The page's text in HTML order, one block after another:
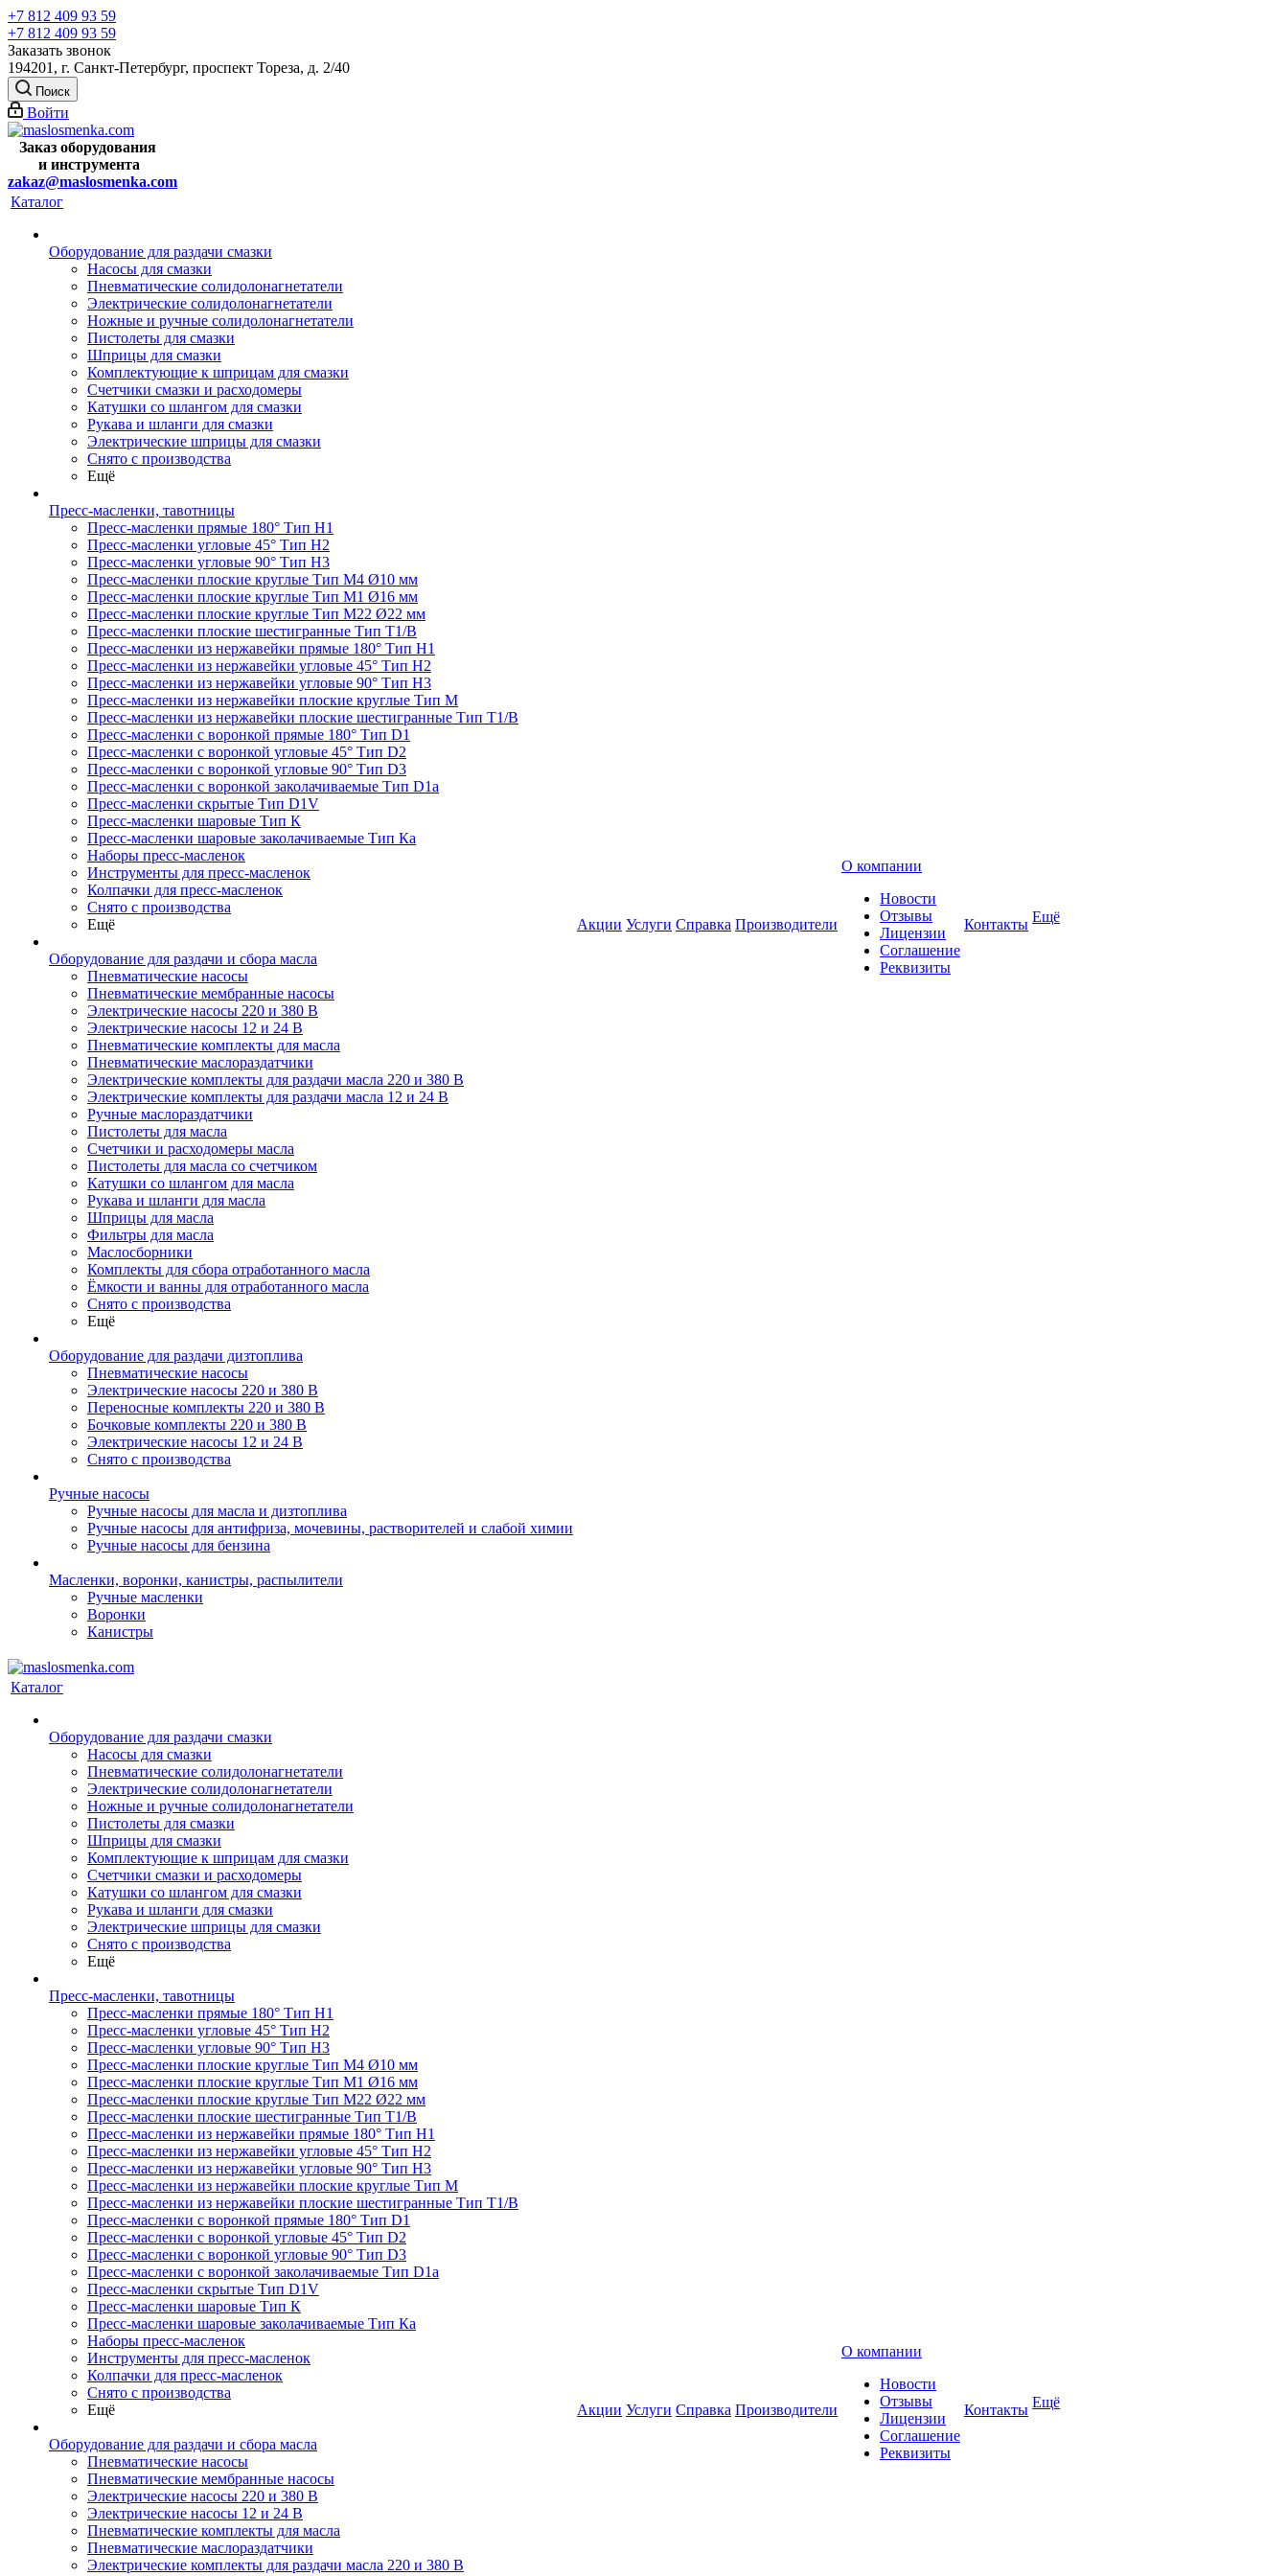
+7 812 409 93 59
+7 812 409 93 59
Заказать звонок
194201, г. Санкт-Петербург, проспект Тореза, д. 2/40
Поиск
Войти
Заказ оборудования
и инструмента
zakaz@maslosmenka.com
Каталог
Оборудование для раздачи смазки
Насосы для смазки
Пневматические солидолонагнетатели
Электрические солидолонагнетатели
Ножные и ручные солидолонагнетатели
Пистолеты для смазки
Шприцы для смазки
Комплектующие к шприцам для смазки
Счетчики смазки и расходомеры
Катушки со шлангом для смазки
Рукава и шланги для смазки
Электрические шприцы для смазки
Снято с производства
Ещё
Пресс-масленки, тавотницы
Пресс-масленки прямые 180° Тип H1
Пресс-масленки угловые 45° Тип H2
Пресс-масленки угловые 90° Тип H3
Пресс-масленки плоские круглые Тип M4 Ø10 мм
Пресс-масленки плоские круглые Тип M1 Ø16 мм
Пресс-масленки плоские круглые Тип M22 Ø22 мм
Пресс-масленки плоские шестигранные Тип T1/B
Пресс-масленки из нержавейки прямые 180° Тип H1
Пресс-масленки из нержавейки угловые 45° Тип H2
Пресс-масленки из нержавейки угловые 90° Тип H3
Пресс-масленки из нержавейки плоские круглые Тип M
Пресс-масленки из нержавейки плоские шестигранные Тип T1/B
Пресс-масленки с воронкой прямые 180° Тип D1
Пресс-масленки с воронкой угловые 45° Тип D2
Пресс-масленки с воронкой угловые 90° Тип D3
Пресс-масленки с воронкой заколачиваемые Тип D1a
Пресс-масленки скрытые Тип D1V
Пресс-масленки шаровые Тип К
Пресс-масленки шаровые заколачиваемые Тип Кa
Наборы пресс-масленок
Инструменты для пресс-масленок
Колпачки для пресс-масленок
Снято с производства
Ещё
Оборудование для раздачи и сбора масла
Пневматические насосы
Пневматические мембранные насосы
Электрические насосы 220 и 380 В
Электрические насосы 12 и 24 В
Пневматические комплекты для масла
Пневматические маслораздатчики
Электрические комплекты для раздачи масла 220 и 380 В
Электрические комплекты для раздачи масла 12 и 24 В
Ручные маслораздатчики
Пистолеты для масла
Счетчики и расходомеры масла
Пистолеты для масла со счетчиком
Катушки со шлангом для масла
Рукава и шланги для масла
Шприцы для масла
Фильтры для масла
Маслосборники
Комплекты для сбора отработанного масла
Ёмкости и ванны для отработанного масла
Снято с производства
Ещё
Оборудование для раздачи дизтоплива
Пневматические насосы
Электрические насосы 220 и 380 В
Переносные комплекты 220 и 380 В
Бочковые комплекты 220 и 380 В
Электрические насосы 12 и 24 В
Снято с производства
Ручные насосы
Ручные насосы для масла и дизтоплива
Ручные насосы для антифриза, мочевины, растворителей и слабой химии
Ручные насосы для бензина
Масленки, воронки, канистры, распылители
Ручные масленки
Воронки
Канистры
Акции Услуги Справка Производители
О компании
Новости
Отзывы
Лицензии
Соглашение
Реквизиты
Контакты Ещё
Каталог
Оборудование для раздачи смазки
Насосы для смазки
Пневматические солидолонагнетатели
Электрические солидолонагнетатели
Ножные и ручные солидолонагнетатели
Пистолеты для смазки
Шприцы для смазки
Комплектующие к шприцам для смазки
Счетчики смазки и расходомеры
Катушки со шлангом для смазки
Рукава и шланги для смазки
Электрические шприцы для смазки
Снято с производства
Ещё
Пресс-масленки, тавотницы
Пресс-масленки прямые 180° Тип H1
Пресс-масленки угловые 45° Тип H2
Пресс-масленки угловые 90° Тип H3
Пресс-масленки плоские круглые Тип M4 Ø10 мм
Пресс-масленки плоские круглые Тип M1 Ø16 мм
Пресс-масленки плоские круглые Тип M22 Ø22 мм
Пресс-масленки плоские шестигранные Тип T1/B
Пресс-масленки из нержавейки прямые 180° Тип H1
Пресс-масленки из нержавейки угловые 45° Тип H2
Пресс-масленки из нержавейки угловые 90° Тип H3
Пресс-масленки из нержавейки плоские круглые Тип M
Пресс-масленки из нержавейки плоские шестигранные Тип T1/B
Пресс-масленки с воронкой прямые 180° Тип D1
Пресс-масленки с воронкой угловые 45° Тип D2
Пресс-масленки с воронкой угловые 90° Тип D3
Пресс-масленки с воронкой заколачиваемые Тип D1a
Пресс-масленки скрытые Тип D1V
Пресс-масленки шаровые Тип К
Пресс-масленки шаровые заколачиваемые Тип Кa
Наборы пресс-масленок
Инструменты для пресс-масленок
Колпачки для пресс-масленок
Снято с производства
Ещё
Оборудование для раздачи и сбора масла
Пневматические насосы
Пневматические мембранные насосы
Электрические насосы 220 и 380 В
Электрические насосы 12 и 24 В
Пневматические комплекты для масла
Пневматические маслораздатчики
Электрические комплекты для раздачи масла 220 и 380 В
Акции Услуги Справка Производители
О компании
Новости
Отзывы
Лицензии
Соглашение
Реквизиты
Контакты Ещё